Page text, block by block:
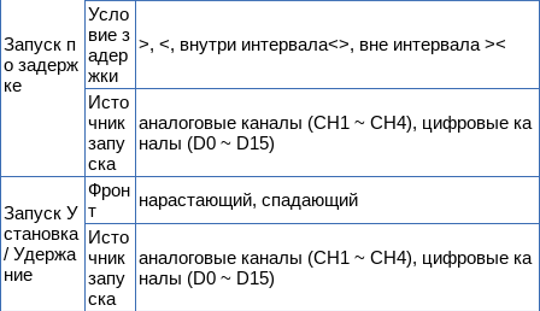
Запуск п
о задерж
ке
Усло
вие з
адер
жки
>, <, внутри интервала<>, вне интервала ><
Исто
чник
запу
ска
аналоговые каналы (CH1 ~ CH4), цифровые ка
налы (D0 ~ D15)
Запуск У
становка
/ Удержа
ние
Фрон
т
нарастающий, спадающий
Исто
чник
запу
ска
аналоговые каналы (CH1 ~ CH4), цифровые ка
налы (D0 ~ D15)